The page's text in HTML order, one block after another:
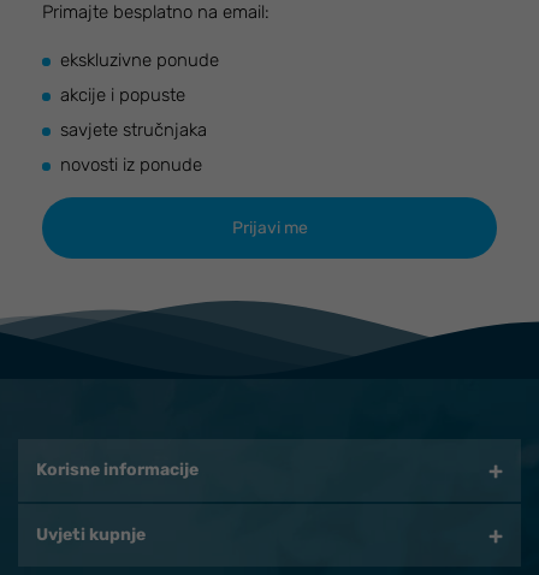
Primajte besplatno na email:
ekskluzivne ponude
akcije i popuste
savjete stručnjaka
novosti iz ponude
Korisne informacije
Uvjeti kupnje